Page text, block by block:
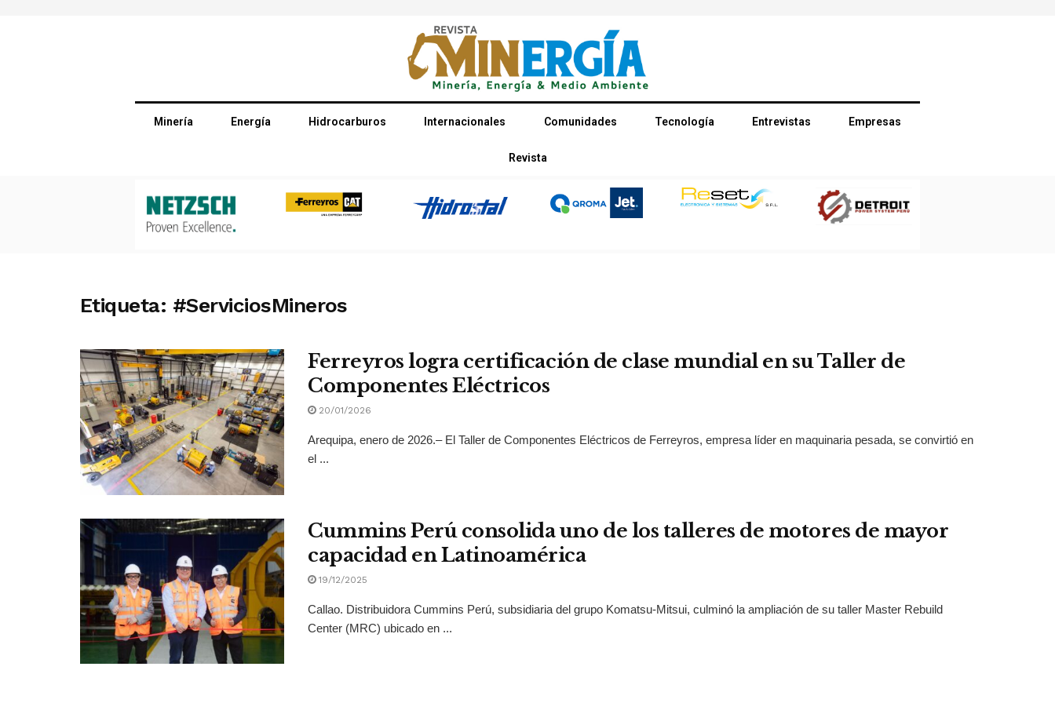
Minería Energía Hidrocarburos Internacionales Comunidades Tecnología Entrevistas Empresas
Revista
Etiqueta: #ServiciosMineros
Ferreyros logra certificación de clase mundial en su Taller de
Componentes Eléctricos
20/01/2026
Arequipa, enero de 2026.– El Taller de Componentes Eléctricos de Ferreyros, empresa líder en maquinaria pesada, se convirtió en
el ...
Cummins Perú consolida uno de los talleres de motores de mayor
capacidad en Latinoamérica
19/12/2025
Callao. Distribuidora Cummins Perú, subsidiaria del grupo Komatsu-Mitsui, culminó la ampliación de su taller Master Rebuild
Center (MRC) ubicado en ...